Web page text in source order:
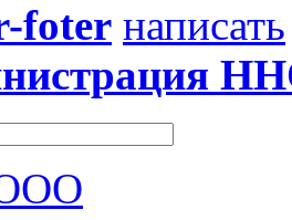
foter написать